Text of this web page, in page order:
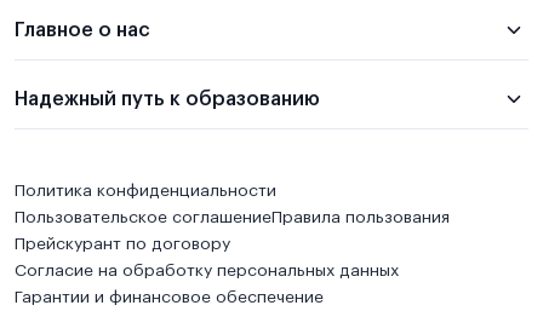
Главное о нас
Надежный путь к образованию
Политика конфиденциальности
Пользовательское соглашениеПравила пользования
Прейскурант по договору
Согласие на обработку персональных данных
Гарантии и финансовое обеспечение